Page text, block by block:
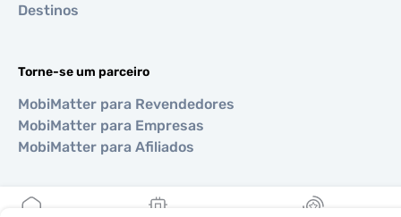
Destinos
Torne-se um parceiro
MobiMatter para Revendedores
MobiMatter para Empresas
MobiMatter para Afiliados
Regiões